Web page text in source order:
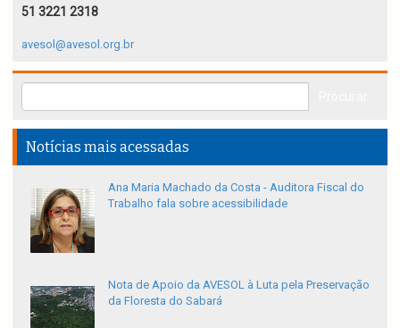
51 3221 2318
avesol@avesol.org.br
Notícias mais acessadas
Ana Maria Machado da Costa - Auditora Fiscal do
Trabalho fala sobre acessibilidade
Nota de Apoio da AVESOL à Luta pela Preservação
da Floresta do Sabará